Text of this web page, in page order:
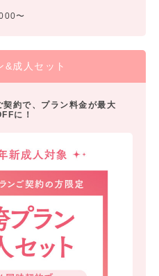
〜
&成人セット
約で、プラン料金が最大
に！